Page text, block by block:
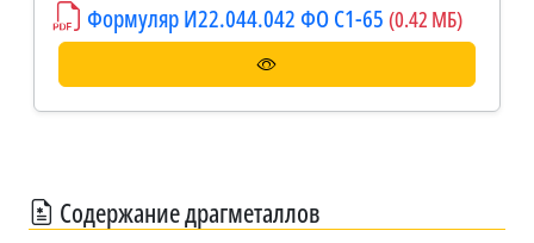
Формуляр И22.044.042 ФО С1-65 (0.42 МБ)
Содержание драгметаллов